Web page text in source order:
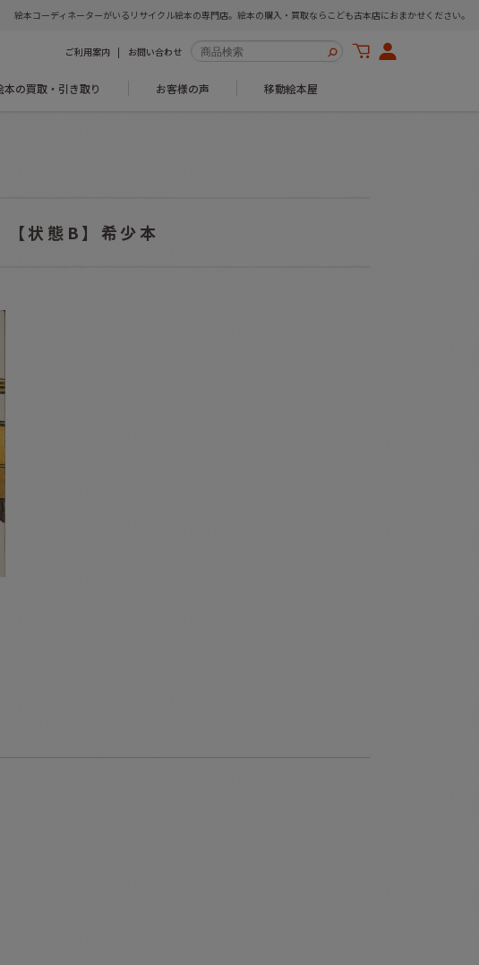
絵本コーディネーターがいるリサイクル絵本の専門店。絵本の購入・買取ならこども古本店におまかせください。
ご利用案内 お問い合わせ
本の買取・引き取り お客様の声 移動絵本屋
状態B】希少本